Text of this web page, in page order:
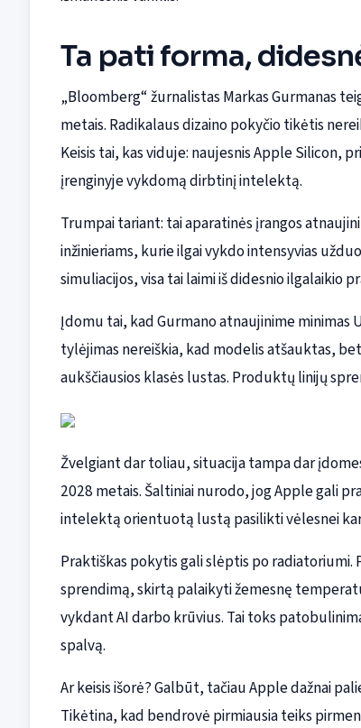
Ta pati forma,
„Bloomberg“ žurnalistas Markas Gurmanas
metais. Radikalaus dizaino pokyčio tikėtis
Keisis tai, kas viduje: naujesnis Apple Silicon,
įrenginyje vykdomą dirbtinį intelektą.
Trumpai tariant: tai aparatinės įrangos
inžinieriams, kurie ilgai vykdo intensyvias
simuliacijos, visa tai laimi iš didesnio ilgalaikio
Įdomu tai, kad Gurmano atnaujinime minimas
tylėjimas nereiškia, kad modelis atšauktas,
aukščiausios klasės lustas. Produktų linijų
Žvelgiant dar toliau, situacija tampa dar
2028 metais. Šaltiniai nurodo, jog Apple gali
intelektą orientuotą lustą pasilikti vėlesnei
Praktiškas pokytis gali slėptis po
sprendimą, skirtą palaikyti žemesnę
vykdant AI darbo krūvius. Tai toks
spalvą.
Ar keisis išorė? Galbūt, tačiau Apple dažnai
Tikėtina, kad bendrovė pirmiausia teiks